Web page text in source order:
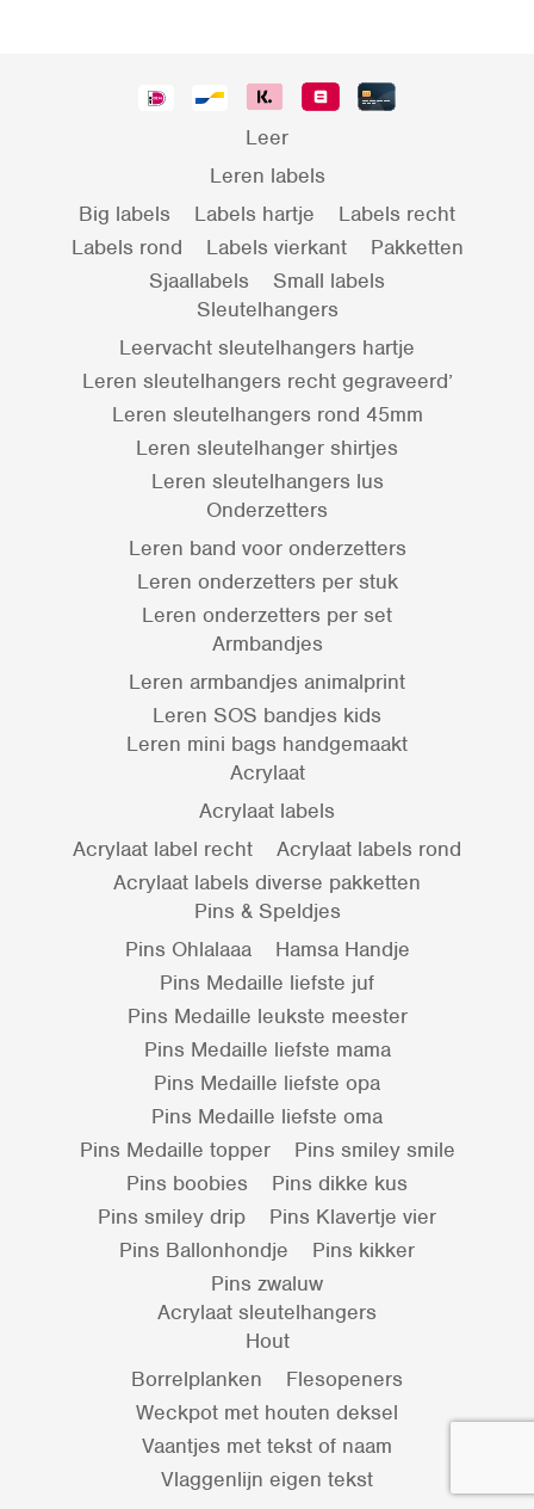
Leer
Leren labels
Big labels
Labels hartje
Labels recht
Labels rond
Labels vierkant
Pakketten
Sjaallabels
Small labels
Sleutelhangers
Leervacht sleutelhangers hartje
Leren sleutelhangers recht gegraveerd’
Leren sleutelhangers rond 45mm
Leren sleutelhanger shirtjes
Leren sleutelhangers lus
Onderzetters
Leren band voor onderzetters
Leren onderzetters per stuk
Leren onderzetters per set
Armbandjes
Leren armbandjes animalprint
Leren SOS bandjes kids
Leren mini bags handgemaakt
Acrylaat
Acrylaat labels
Acrylaat label recht
Acrylaat labels rond
Acrylaat labels diverse pakketten
Pins & Speldjes
Pins Ohlalaaa
Hamsa Handje
Pins Medaille liefste juf
Pins Medaille leukste meester
Pins Medaille liefste mama
Pins Medaille liefste opa
Pins Medaille liefste oma
Pins Medaille topper
Pins smiley smile
Pins boobies
Pins dikke kus
Pins smiley drip
Pins Klavertje vier
Pins Ballonhondje
Pins kikker
Pins zwaluw
Acrylaat sleutelhangers
Hout
Borrelplanken
Flesopeners
Weckpot met houten deksel
Vaantjes met tekst of naam
Vlaggenlijn eigen tekst